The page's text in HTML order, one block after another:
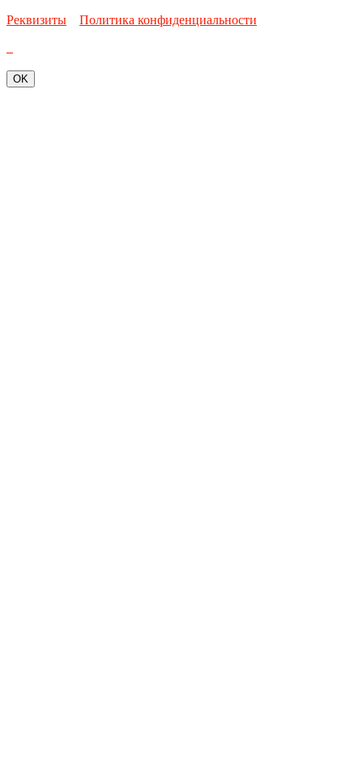
Реквизиты
Политика конфиденциальности
OK